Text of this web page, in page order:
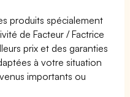
produits spécialement
de Facteur / Factrice
prix et des garanties
à votre situation
importants ou